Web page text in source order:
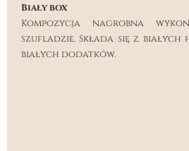
Biały box
Kompozycja nagrobna
szufladzie. Składa się z białych
białych dodatków.